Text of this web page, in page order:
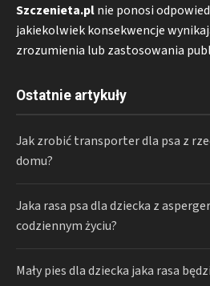
Szczenieta.plnie ponosi
jakiekolwiek konsekwencje
zrozumienia lub zastosowania
Ostatnie artykuły
Jak zrobić transporter dla psa z
domu?
Jaka rasa psa dla dziecka z
codziennym życiu?
Mały pies dla dziecka jaka rasa